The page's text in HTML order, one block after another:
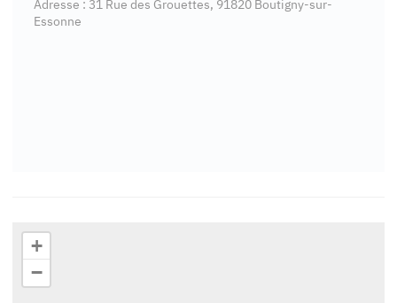
Adresse : 31 Rue des Grouettes, 91820 Boutigny-sur-
Essonne
+
−